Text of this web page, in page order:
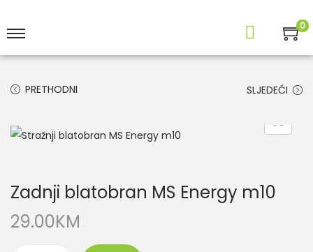
0
PRETHODNI SLJEDEĆI
Zadnji blatobran MS Energy m10
29.00KM